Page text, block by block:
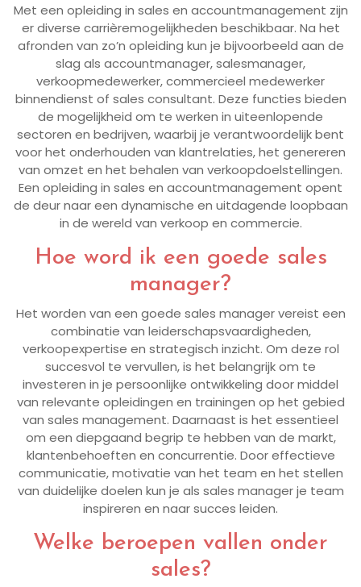
Met een opleiding in sales en accountmanagement zijn
er diverse carrièremogelijkheden beschikbaar. Na het
afronden van zo’n opleiding kun je bijvoorbeeld aan de
slag als accountmanager, salesmanager,
verkoopmedewerker, commercieel medewerker
binnendienst of sales consultant. Deze functies bieden
de mogelijkheid om te werken in uiteenlopende
sectoren en bedrijven, waarbij je verantwoordelijk bent
voor het onderhouden van klantrelaties, het genereren
van omzet en het behalen van verkoopdoelstellingen.
Een opleiding in sales en accountmanagement opent
de deur naar een dynamische en uitdagende loopbaan
in de wereld van verkoop en commercie.
Hoe word ik een goede sales
manager?
Het worden van een goede sales manager vereist een
combinatie van leiderschapsvaardigheden,
verkoopexpertise en strategisch inzicht. Om deze rol
succesvol te vervullen, is het belangrijk om te
investeren in je persoonlijke ontwikkeling door middel
van relevante opleidingen en trainingen op het gebied
van sales management. Daarnaast is het essentieel
om een diepgaand begrip te hebben van de markt,
klantenbehoeften en concurrentie. Door effectieve
communicatie, motivatie van het team en het stellen
van duidelijke doelen kun je als sales manager je team
inspireren en naar succes leiden.
Welke beroepen vallen onder
sales?